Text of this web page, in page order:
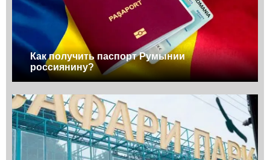
Как получить паспорт Румынии
россиянину?